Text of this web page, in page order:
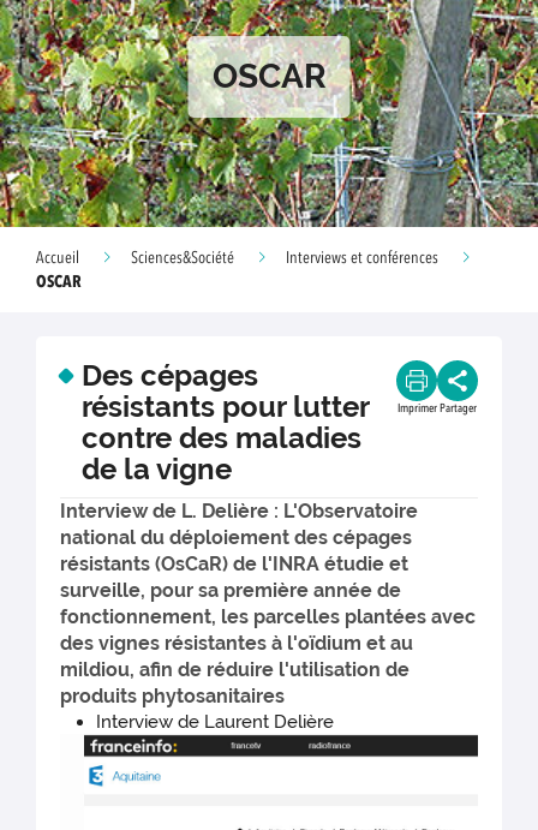
OSCAR
Accueil Sciences&Société
Interviews et conférences
OSCAR
Des cépages
résistants pour lutter
contre des maladies
de la vigne
Imprimer Partager
Interview de L. Delière : L'Observatoire
national du déploiement des cépages
résistants (OsCaR) de l'INRA étudie et
surveille, pour sa première année de
fonctionnement, les parcelles plantées avec
des vignes résistantes à l'oïdium et au
mildiou, afin de réduire l'utilisation de
produits phytosanitaires
Interview de Laurent Delière